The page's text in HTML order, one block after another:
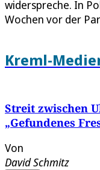
widerspreche. In
Wochen vor der
Kreml-
Streit zwischen
„Gefundenes
Von
David Schmitz